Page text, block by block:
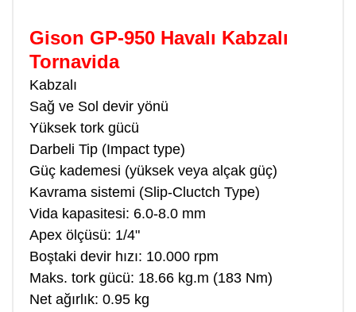
Gison GP-950 Havalı Kabzalı
Tornavida
Kabzalı
Sağ ve Sol devir yönü
Yüksek tork gücü
Darbeli Tip (Impact type)
Güç kademesi (yüksek veya alçak güç)
Kavrama sistemi (Slip-Cluctch Type)
Vida kapasitesi: 6.0-8.0 mm
Apex ölçüsü: 1/4"
Boştaki devir hızı: 10.000 rpm
Maks. tork gücü: 18.66 kg.m (183 Nm)
Net ağırlık: 0.95 kg